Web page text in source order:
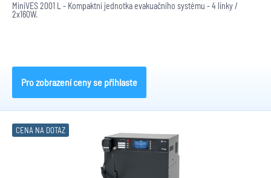
MiniVES 2001 L - Kompaktní jednotka evakuačního systému - 4 linky /
2x160W.
Pro zobrazení ceny se přihlaste
CENA NA DOTAZ